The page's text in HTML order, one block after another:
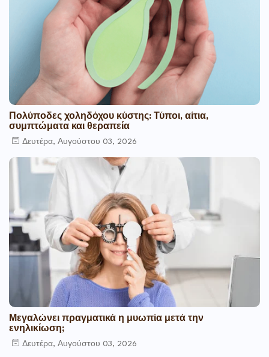
Πολύποδες χοληδόχου κύστης: Τύποι, αίτια,
συμπτώματα και θεραπεία
Δευτέρα, Αυγούστου 03, 2026
Μεγαλώνει πραγματικά η μυωπία μετά την
ενηλικίωση;
Δευτέρα, Αυγούστου 03, 2026